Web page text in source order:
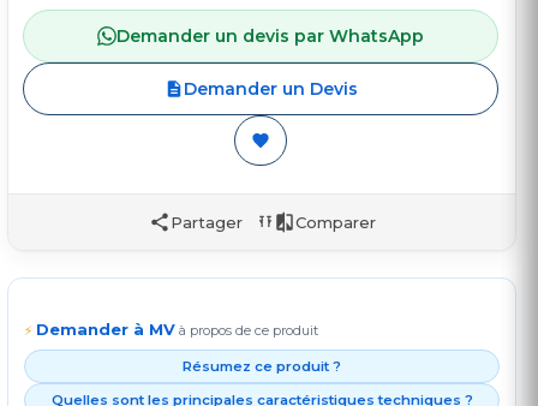
Demander un devis par WhatsApp
Demander un Devis
Partager Comparer
⚡ Demander à MV à propos de ce produit
Résumez ce produit ?
Quelles sont les principales caractéristiques techniques ?